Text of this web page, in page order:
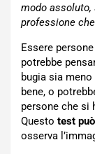
modo assoluto,
professione
Essere
potrebbe
bugia sia
bene, o
persone che si
Questo test
osserva